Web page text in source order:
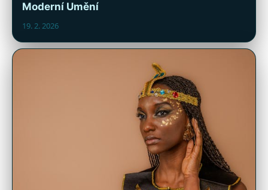
Moderní Umění
19. 2. 2026